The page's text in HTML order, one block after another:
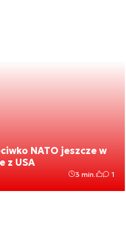
NATO jeszcze w
z USA
3 min. 1